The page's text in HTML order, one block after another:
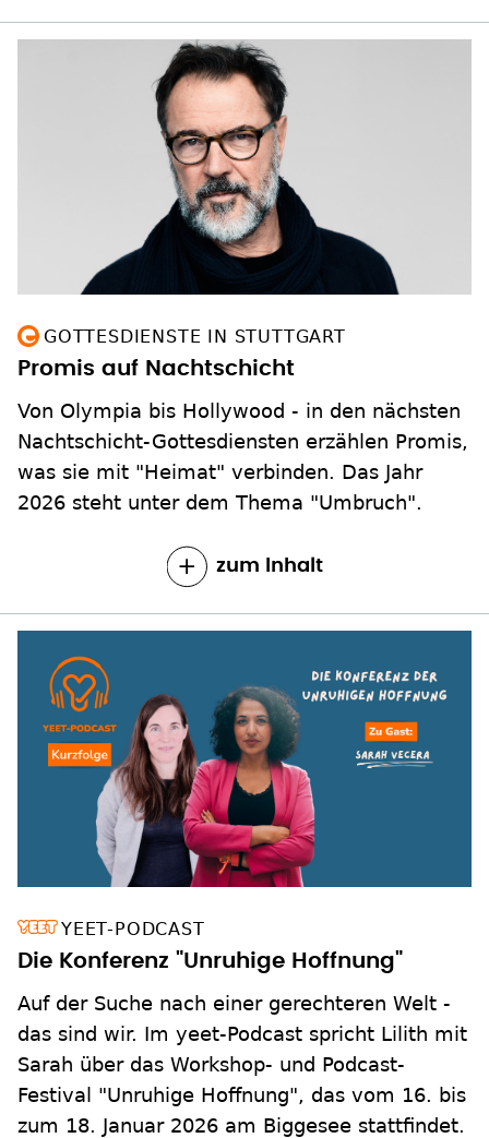
GOTTESDIENSTE IN STUTTGART
Promis auf Nachtschicht
Von Olympia bis Hollywood - in den nächsten
Nachtschicht-Gottesdiensten erzählen Promis,
was sie mit "Heimat" verbinden. Das Jahr
2026 steht unter dem Thema "Umbruch".
zum Inhalt
YEET-PODCAST
Die Konferenz "Unruhige Hoffnung"
Auf der Suche nach einer gerechteren Welt -
das sind wir. Im yeet-Podcast spricht Lilith mit
Sarah über das Workshop- und Podcast-
Festival "Unruhige Hoffnung", das vom 16. bis
zum 18. Januar 2026 am Biggesee stattfindet.